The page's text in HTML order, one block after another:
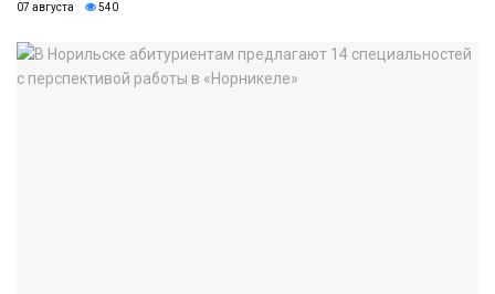
07 августа 540